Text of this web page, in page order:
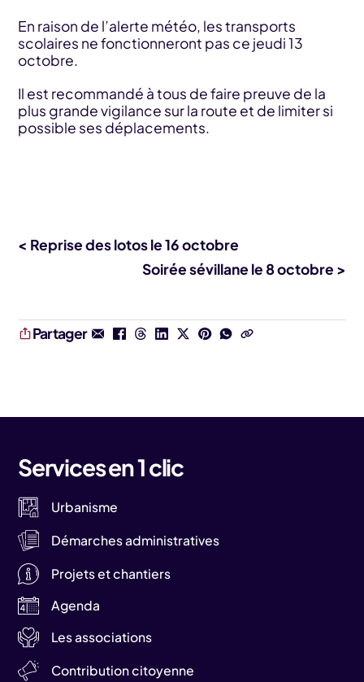
En raison de l’alerte météo, les transports
scolaires ne fonctionneront pas ce jeudi 13
octobre.
Il est recommandé à tous de faire preuve de la
plus grande vigilance sur la route et de limiter si
possible ses déplacements.
< Reprise des lotos le 16 octobre
Soirée sévillane le 8 octobre >
Partager
Services en 1 clic
Urbanisme
Démarches administratives
Projets et chantiers
Agenda
Les associations
Contribution citoyenne